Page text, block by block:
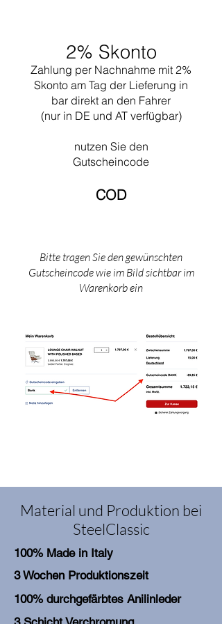
diese Stadt. 1965 starb er beim Schwimmen in
der Nähe seines Cabanon in Saint Martin
(Südfrankreich).
2% Skonto
Zahlung per Nachnahme mit 2%
Skonto am Tag der Lieferung in
bar direkt an den Fahrer
(nur in DE und AT verfügbar)
nutzen Sie den
Gutscheincode
COD​
Bitte tragen Sie den gewünschten
Gutscheincode wie im Bild sichtbar im
Warenkorb ein
Material und Produktion bei
SteelClassic
100% Made in Italy
3 Wochen Produktionszeit
100% durchgefärbtes Anilinleder